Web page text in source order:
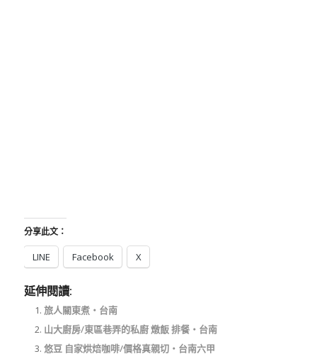
分享此文：
LINE Facebook X
延伸閱讀:
旅人關東煮‧台南
山大廚房/東區巷弄的私廚 燉飯 排餐‧台南
悠豆 自家烘焙咖啡/價格真親切‧台南六甲